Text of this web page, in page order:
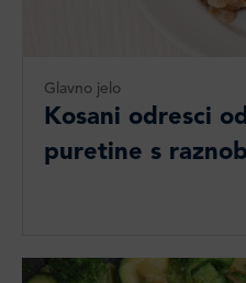
Glavno jelo
Kosani odresci
puretine s